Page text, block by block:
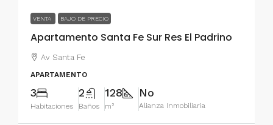
VENTA BAJO DE PRECIO
Apartamento Santa Fe Sur Res El Padrino
Av Santa Fe
APARTAMENTO
3
Habitaciones
2
Baños
128
m²
No
Alianza Inmobiliaria